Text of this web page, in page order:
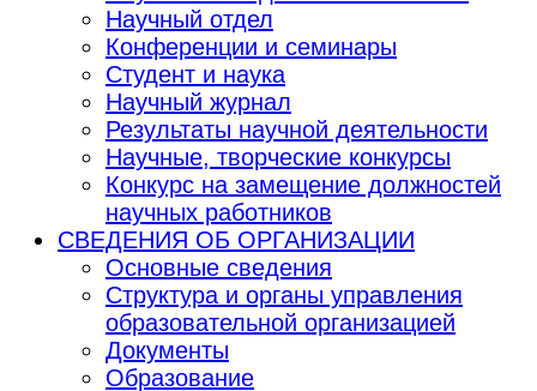
Научный отдел
Конференции и семинары
Студент и наука
Научный журнал
Результаты научной деятельности
Научные, творческие конкурсы
Конкурс на замещение должностей
научных работников
СВЕДЕНИЯ ОБ ОРГАНИЗАЦИИ
Основные сведения
Структура и органы управления
образовательной организацией
Документы
Образование